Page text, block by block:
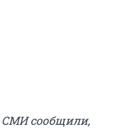
СМИ сообщили,